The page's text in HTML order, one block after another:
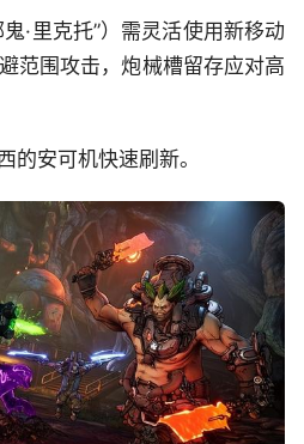
·里克托”）需灵活使用新移动
范围攻击，炮械槽留存应对高
的安可机快速刷新。